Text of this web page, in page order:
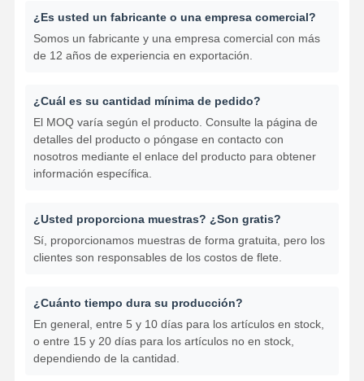
¿Es usted un fabricante o una empresa comercial?
Somos un fabricante y una empresa comercial con más
de 12 años de experiencia en exportación.
¿Cuál es su cantidad mínima de pedido?
El MOQ varía según el producto. Consulte la página de
detalles del producto o póngase en contacto con
nosotros mediante el enlace del producto para obtener
información específica.
¿Usted proporciona muestras? ¿Son gratis?
Sí, proporcionamos muestras de forma gratuita, pero los
clientes son responsables de los costos de flete.
¿Cuánto tiempo dura su producción?
En general, entre 5 y 10 días para los artículos en stock,
o entre 15 y 20 días para los artículos no en stock,
dependiendo de la cantidad.